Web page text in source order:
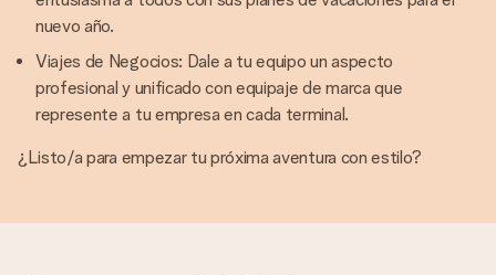
nuevo año.
Viajes de Negocios: Dale a tu equipo un aspecto
profesional y unificado con equipaje de marca que
represente a tu empresa en cada terminal.
¿Listo/a para empezar tu próxima aventura con estilo?